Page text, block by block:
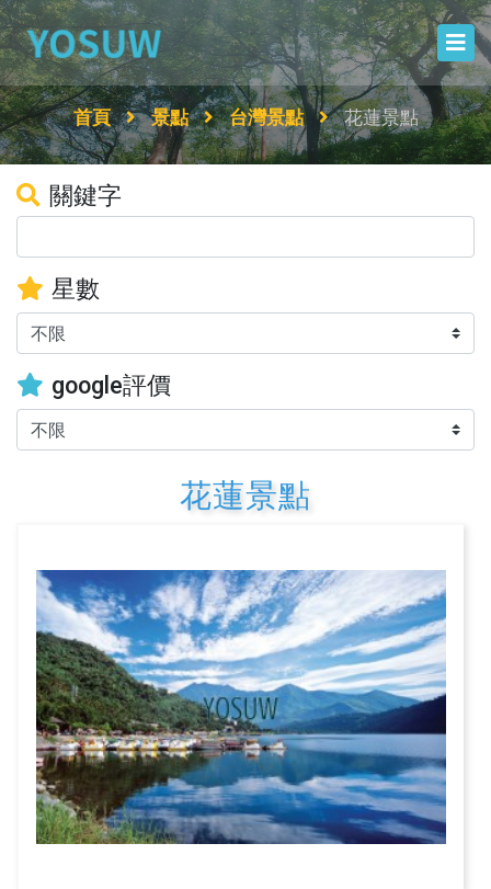
首頁 景點 台灣景點 花蓮景點
關鍵字
星數
google評價
花蓮景點